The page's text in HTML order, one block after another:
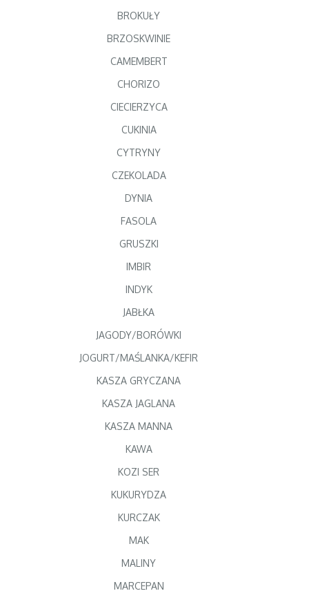
BROKUŁY
BRZOSKWINIE
CAMEMBERT
CHORIZO
CIECIERZYCA
CUKINIA
CYTRYNY
CZEKOLADA
DYNIA
FASOLA
GRUSZKI
IMBIR
INDYK
JABŁKA
JAGODY/BORÓWKI
JOGURT/MAŚLANKA/KEFIR
KASZA GRYCZANA
KASZA JAGLANA
KASZA MANNA
KAWA
KOZI SER
KUKURYDZA
KURCZAK
MAK
MALINY
MARCEPAN